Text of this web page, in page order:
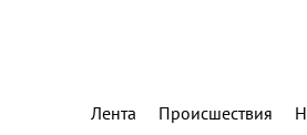
Лента Происшествия